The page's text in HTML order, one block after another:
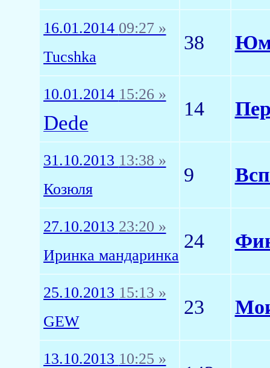
16.01.2014 09:27 »
Tucshka
38
10.01.2014 15:26 »
Dede
14
31.10.2013 13:38 »
Козюля
9
27.10.2013 23:20 »
Иринка мандаринка
24
25.10.2013 15:13 »
GEW
23
13.10.2013 10:25 »